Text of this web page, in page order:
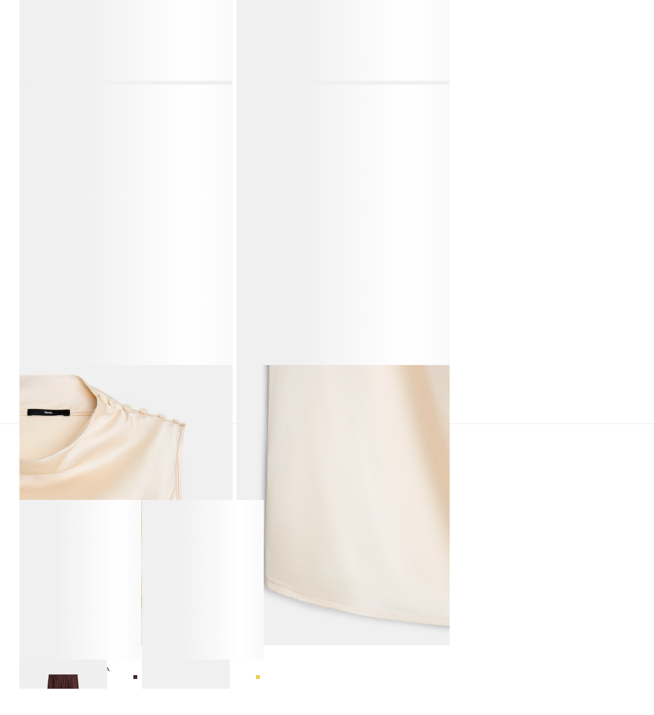
ВЕСЬ ОБРАЗ
БРЮКИ ИЗ ШЕРСТИ И ШЁЛКА
19 990 ₽